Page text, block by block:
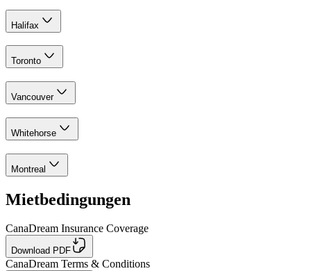
Halifax
Toronto
Vancouver
Whitehorse
Montreal
Mietbedingungen
CanaDream Insurance Coverage
Download PDF
CanaDream Terms & Conditions